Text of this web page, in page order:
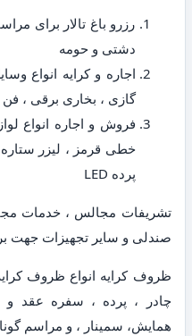
رزرو باغ تالار برای
دشتی و حومه
اجاره و کرایه انواع
گازی ، بخاری برقی ، فن
فروش و اجاره انواع
خطی قرمز ، لیزر
پرده LED
تشریفات مجالس ، خدمات
صندلی و سایر تجهیزات جهت
ظروف کرایه انواع ظروف
چادر ، پرده ، سفره عقد و
همایش، سمینار ، و مراسم